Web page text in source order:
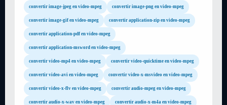
convertir image-jpeg en video-mpeg convertir image-png en video-mpeg
convertir image-gif en video-mpeg convertir application-zip en video-mpeg
convertir application-pdf en video-mpeg
convertir application-msword en video-mpeg
convertir video-mp4 en video-mpeg convertir video-quicktime en video-mpeg
convertir video-avi en video-mpeg convertir video-x-msvideo en video-mpeg
convertir video-x-flv en video-mpeg convertir audio-mpeg en video-mpeg
convertir audio-x-wav en video-mpeg convertir audio-x-m4a en video-mpeg